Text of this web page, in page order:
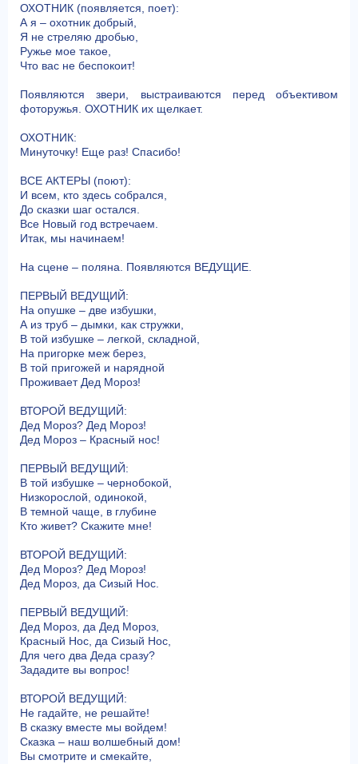
ОХОТНИК (появляется, поет):
А я – охотник добрый,
Я не стреляю дробью,
Ружье мое такое,
Что вас не беспокоит!
Появляются звери, выстраиваются перед объективом
фоторужья. ОХОТНИК их щелкает.
ОХОТНИК:
Минуточку! Еще раз! Спасибо!
ВСЕ АКТЕРЫ (поют):
И всем, кто здесь собрался,
До сказки шаг остался.
Все Новый год встречаем.
Итак, мы начинаем!
На сцене – поляна. Появляются ВЕДУЩИЕ.
ПЕРВЫЙ ВЕДУЩИЙ:
На опушке – две избушки,
А из труб – дымки, как стружки,
В той избушке – легкой, складной,
На пригорке меж берез,
В той пригожей и нарядной
Проживает Дед Мороз!
ВТОРОЙ ВЕДУЩИЙ:
Дед Мороз? Дед Мороз!
Дед Мороз – Красный нос!
ПЕРВЫЙ ВЕДУЩИЙ:
В той избушке – чернобокой,
Низкорослой, одинокой,
В темной чаще, в глубине
Кто живет? Скажите мне!
ВТОРОЙ ВЕДУЩИЙ:
Дед Мороз? Дед Мороз!
Дед Мороз, да Сизый Нос.
ПЕРВЫЙ ВЕДУЩИЙ:
Дед Мороз, да Дед Мороз,
Красный Нос, да Сизый Нос,
Для чего два Деда сразу?
Зададите вы вопрос!
ВТОРОЙ ВЕДУЩИЙ:
Не гадайте, не решайте!
В сказку вместе мы войдем!
Сказка – наш волшебный дом!
Вы смотрите и смекайте,